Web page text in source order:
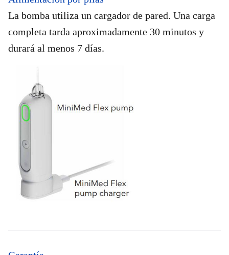
La bomba utiliza un cargador de pared. Una carga
completa tarda aproximadamente 30 minutos y
durará al menos 7 días.